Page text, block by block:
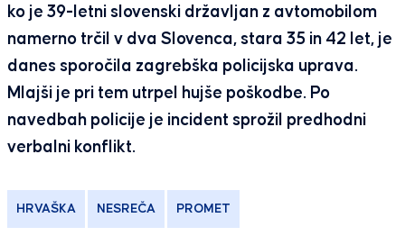
ko je 39-letni slovenski državljan z avtomobilom
namerno trčil v dva Slovenca, stara 35 in 42 let, je
danes sporočila zagrebška policijska uprava.
Mlajši je pri tem utrpel hujše poškodbe. Po
navedbah policije je incident sprožil predhodni
verbalni konflikt.
HRVAŠKA NESREČA PROMET